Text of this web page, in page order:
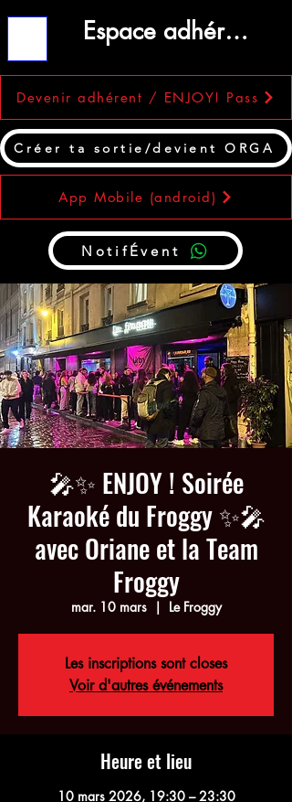
Devenir adhérent / ENJOY! Pass
Créer ta sortie/devient ORGA
Espace adhérent
NotifÉvent
App Mobile (android)
🎤✨ ENJOY ! Soirée
Karaoké du Froggy ✨🎤
avec Oriane et la Team
Froggy
mar. 10 mars
  |
Le Froggy
Les inscriptions sont closes
Voir d'autres événements
Heure et lieu
10 mars 2026, 19:30 – 23:30